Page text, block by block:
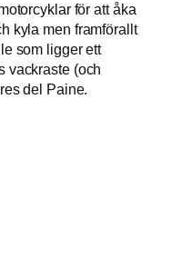
för att åka
kyla men framförallt
som ligger ett
vackraste (och
del Paine.